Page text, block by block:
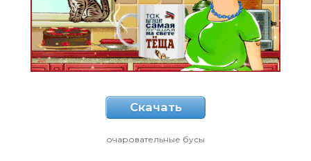
Скачать
очаровательные бусы